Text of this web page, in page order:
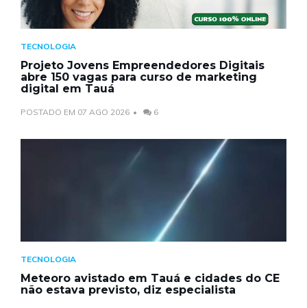
TECNOLOGIA
Projeto Jovens Empreendedores Digitais
abre 150 vagas para curso de marketing
digital em Tauá
POSTADO EM 07 AGO 2026 6
TECNOLOGIA
Meteoro avistado em Tauá e cidades do CE
não estava previsto, diz especialista